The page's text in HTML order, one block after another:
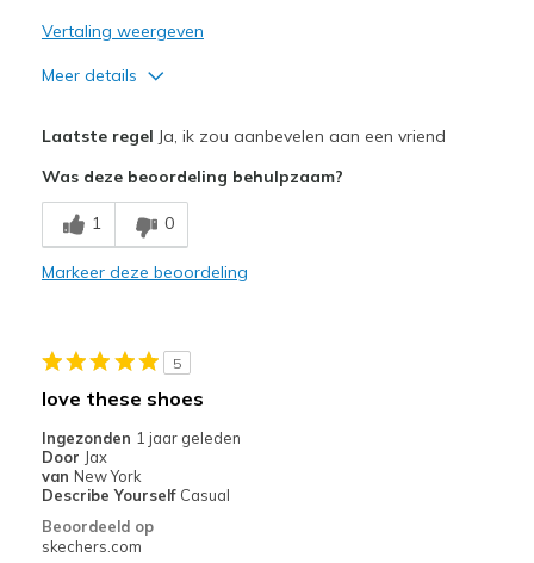
Vertaling weergeven
Meer details
Comfortable
Durable
Would like more color choice
Beste toepassingen
Casual Wear
Laatste regel Ja, ik zou aanbevelen aan een vriend
Was deze beoordeling behulpzaam?
1 0
Markeer deze beoordeling
5
love these shoes
Ingezonden 1 jaar geleden
Door Jax
van New York
Describe Yourself Casual
Beoordeeld op
skechers.com